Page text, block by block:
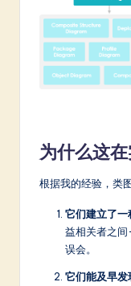
In
a
ti
为什么这
根据我的经验，类
它们建立了一
益相关者之
误会。
它们能及早发